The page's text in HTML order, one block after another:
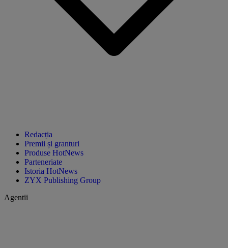
Redacția
Premii și granturi
Produse HotNews
Parteneriate
Istoria HotNews
ZYX Publishing Group
Agentii